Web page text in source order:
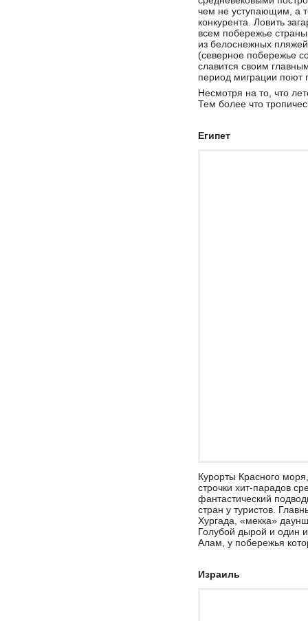
чем не уступающим, а
конкурента. Ловить
всем побережье
из белоснежных
(северное побережье
славится своим
период миграции поют
Несмотря на то, что
Тем более что
Египет
Курорты Красного
строчки хит-парадов
фантастический
стран у туристов.
Хургада, «мекка»
Голубой дырой и один
Алам, у побережья
Израиль